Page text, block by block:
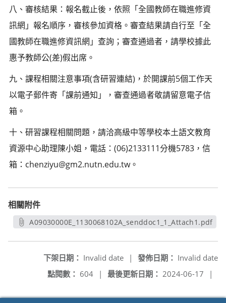
八、審核結果：報名截止後，依照「全國教師在職進修資
訊網」報名順序，審核參加資格。審查結果請自行至「全
國教師在職進修資訊網」查詢；審查通過者，請學校據此
惠予教師公(差)假出席。
九、課程相關注意事項(含研習連結)，於開課前5個工作天
以電子郵件寄「課前通知」，審查通過者敬請留意電子信
箱。
十、研習課程相關問題，請洽高級中等學校本土語文教育
資源中心助理陳小姐，電話：(06)2133111分機5783，信
箱：chenziyu@gm2.nutn.edu.tw。
相關附件
A09030000E_1130068102A_senddoc1_1_Attach1.pdf
發佈日期： Invalid date
下架日期： Invalid date
|
最後更新日期： 2024-06-17 |
點閱數： 604 |